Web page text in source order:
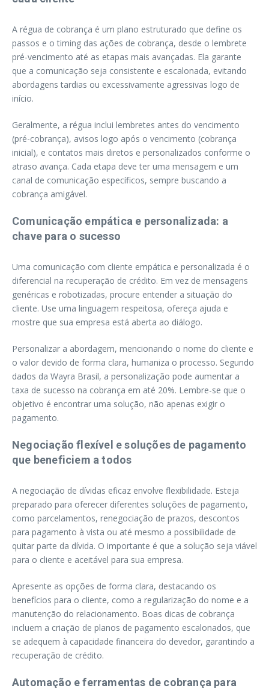
A régua de cobrança é um plano estruturado que define os
passos e o timing das ações de cobrança, desde o lembrete
pré-vencimento até as etapas mais avançadas. Ela garante
que a comunicação seja consistente e escalonada, evitando
abordagens tardias ou excessivamente agressivas logo de
início.
Geralmente, a régua inclui lembretes antes do vencimento
(pré-cobrança), avisos logo após o vencimento (cobrança
inicial), e contatos mais diretos e personalizados conforme o
atraso avança. Cada etapa deve ter uma mensagem e um
canal de comunicação específicos, sempre buscando a
cobrança amigável.
Comunicação empática e personalizada: a
chave para o sucesso
Uma comunicação com cliente empática e personalizada é o
diferencial na recuperação de crédito. Em vez de mensagens
genéricas e robotizadas, procure entender a situação do
cliente. Use uma linguagem respeitosa, ofereça ajuda e
mostre que sua empresa está aberta ao diálogo.
Personalizar a abordagem, mencionando o nome do cliente e
o valor devido de forma clara, humaniza o processo. Segundo
dados da Wayra Brasil, a personalização pode aumentar a
taxa de sucesso na cobrança em até 20%. Lembre-se que o
objetivo é encontrar uma solução, não apenas exigir o
pagamento.
Negociação flexível e soluções de pagamento
que beneficiem a todos
A negociação de dívidas eficaz envolve flexibilidade. Esteja
preparado para oferecer diferentes soluções de pagamento,
como parcelamentos, renegociação de prazos, descontos
para pagamento à vista ou até mesmo a possibilidade de
quitar parte da dívida. O importante é que a solução seja viável
para o cliente e aceitável para sua empresa.
Apresente as opções de forma clara, destacando os
benefícios para o cliente, como a regularização do nome e a
manutenção do relacionamento. Boas dicas de cobrança
incluem a criação de planos de pagamento escalonados, que
se adequem à capacidade financeira do devedor, garantindo a
recuperação de crédito.
Automação e ferramentas de cobrança para